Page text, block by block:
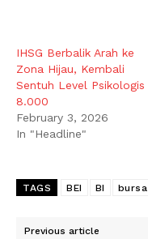
IHSG Berbalik Arah ke
Zona Hijau, Kembali
Sentuh Level Psikologis
8.000
February 3, 2026
In "Headline"
TAGS BEI BI bursa
Previous article